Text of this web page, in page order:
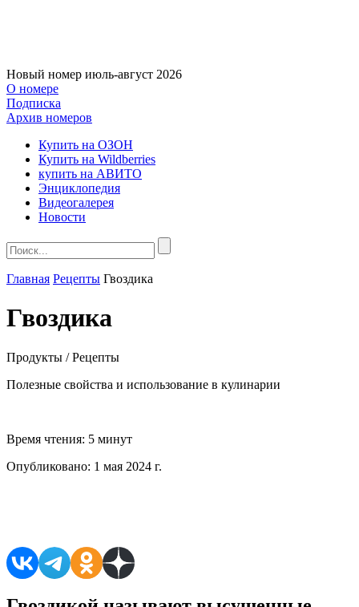
Новый номер июль-август 2026
О номере
Подписка
Архив номеров
Купить на ОЗОН
Купить на Wildberries
купить на АВИТО
Энциклопедия
Видеогалерея
Новости
Главная Рецепты Гвоздика
Гвоздика
Продукты / Рецепты
Полезные свойства и использование в кулинарии
Время чтения: 5 минут
Опубликовано: 1 мая 2024 г.